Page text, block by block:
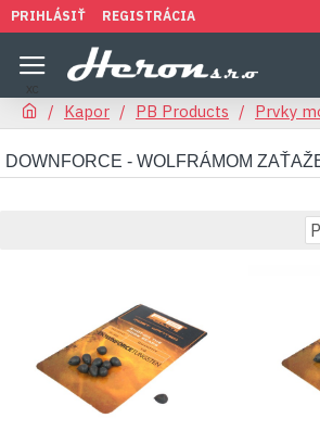
PRIHLÁSIŤ REGISTRÁCIA
Kapor PB Products Prvky
DOWNFORCE - WOLFRÁMOM